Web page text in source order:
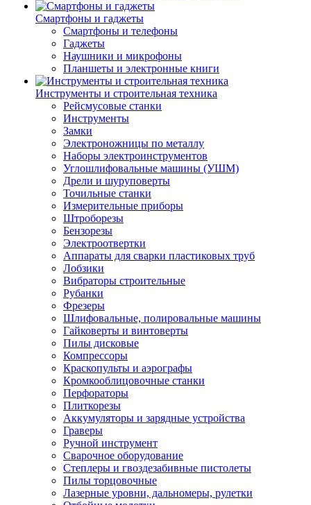
Смартфоны и гаджеты
Смартфоны и телефоны
Гаджеты
Наушники и микрофоны
Планшеты и электронные книги
Инструменты и строительная техника
Рейсмусовые станки
Инструменты
Замки
Электроножницы по металлу
Наборы электроинструментов
Углошлифовальные машины (УШМ)
Дрели и шуруповерты
Точильные станки
Измерительные приборы
Штроборезы
Бензорезы
Электроотвертки
Аппараты для сварки пластиковых труб
Лобзики
Вибраторы строительные
Рубанки
Фрезеры
Шлифовальные, полировальные машины
Гайковерты и винтоверты
Пилы дисковые
Компрессоры
Краскопульты и аэрографы
Кромкооблицовочные станки
Перфораторы
Плиткорезы
Аккумуляторы и зарядные устройства
Граверы
Ручной инструмент
Сварочное оборудование
Степлеры и гвоздезабивные пистолеты
Пилы торцовочные
Лазерные уровни, дальномеры, рулетки